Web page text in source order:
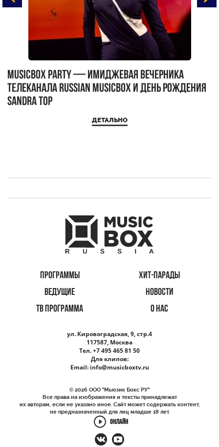
MUSICBOX PARTY — имиджевая вечерника
телеканала RUSSIAN MUSICBOX и день рождения
Sandra Top
ДЕТАЛЬНО
ПРОГРАММЫ
ХИТ-ПАРАДЫ
ВЕДУЩИЕ
НОВОСТИ
ТВ ПРОГРАММА
О НАС
ул. Кировоградская, 9, стр.4
117587, Москва
Тел. +7 495 465 81 50
Для клипов:
Email: info@musicboxtv.ru
© 2026 ООО "Мьюзик Бокс РУ"
Все права на изображения и тексты принадлежат
их авторам, если не указано иное. Сайт может содержать контент,
не предназначенный для лиц младше 18 лет.
ОНЛАЙН